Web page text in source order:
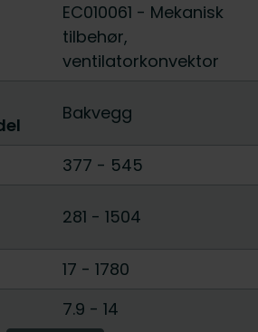
EC010061 - Mekanisk
tilbehør,
ventilatorkonvektor
Bakvegg
377 - 545
281 - 1504
17 - 1780
7.9 - 14